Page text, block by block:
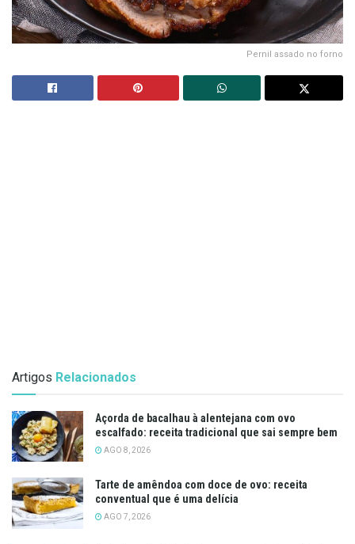
Pernil assado no forno
Artigos Relacionados
Açorda de bacalhau à alentejana com ovo
escalfado: receita tradicional que sai sempre bem
AGO 8, 2026
Tarte de amêndoa com doce de ovo: receita
conventual que é uma delícia
AGO 7, 2026